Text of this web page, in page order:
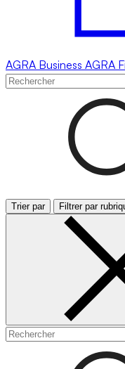
AGRA Business AGRA
Trier par Filtrer par